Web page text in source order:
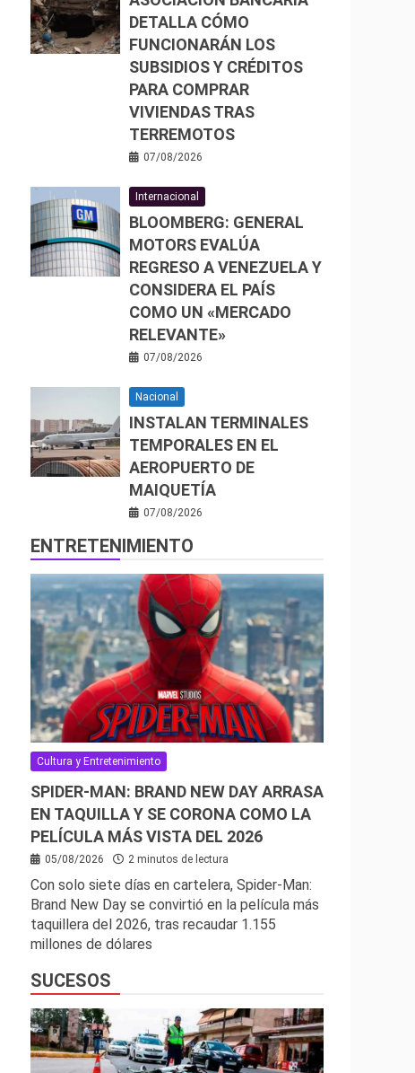
DETALLA CÓMO
FUNCIONARÁN LOS
SUBSIDIOS Y CRÉDITOS
PARA COMPRAR
VIVIENDAS TRAS
TERREMOTOS
07/08/2026
Internacional
BLOOMBERG: GENERAL
MOTORS EVALÚA
REGRESO A VENEZUELA Y
CONSIDERA EL PAÍS
COMO UN «MERCADO
RELEVANTE»
07/08/2026
Nacional
INSTALAN TERMINALES
TEMPORALES EN EL
AEROPUERTO DE
MAIQUETÍA
07/08/2026
ENTRETENIMIENTO
Cultura y Entretenimiento
SPIDER-MAN: BRAND NEW DAY ARRASA
EN TAQUILLA Y SE CORONA COMO LA
PELÍCULA MÁS VISTA DEL 2026
05/08/2026 2 minutos de lectura
Con solo siete días en cartelera, Spider-Man:
Brand New Day se convirtió en la película más
taquillera del 2026, tras recaudar 1.155
millones de dólares
SUCESOS